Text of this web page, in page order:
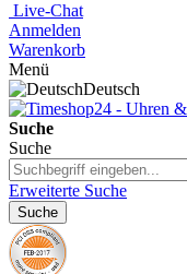
Live-Chat
Anmelden
Warenkorb
Menü
Deutsch
Suche
Suche
Erweiterte Suche
Suche